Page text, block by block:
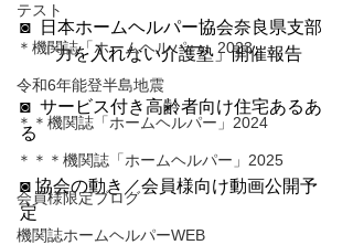
テスト
＊機関誌「ホームヘルパー」2023
令和6年能登半島地震
＊＊機関誌「ホームヘルパー」2024
＊＊＊機関誌「ホームヘルパー」2025
会員様限定ブログ
機関誌ホームヘルパーWEB
◙  日本ホームヘルパー協会奈良県支部
「力を入れない介護塾」開催報告
◙  サービス付き高齢者向け住宅あるあ
る
◙ 協会の動き／会員様向け動画公開予
定